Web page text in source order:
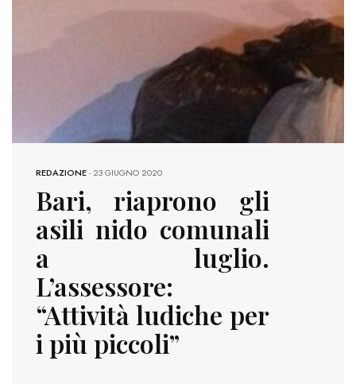
REDAZIONE-23 GIUGNO 2020
Bari, riaprono gli
asili nido comunali
a luglio.
L’assessore:
“Attività ludiche per
i più piccoli”